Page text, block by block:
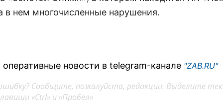
в нем многочисленные нарушения.
новости в telegram-канале "ZAB.RU"
Сообщите, пожалуйста, редакции. Выделите
«Ctrl» и «Пробел»